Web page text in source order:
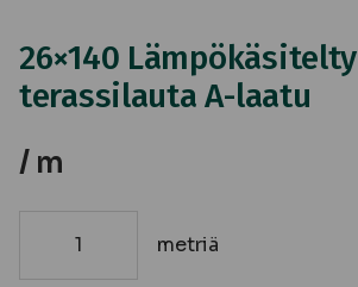
26×140 Lämpökäsitelty
terassilauta A-laatu
/ m
26x140
metriä